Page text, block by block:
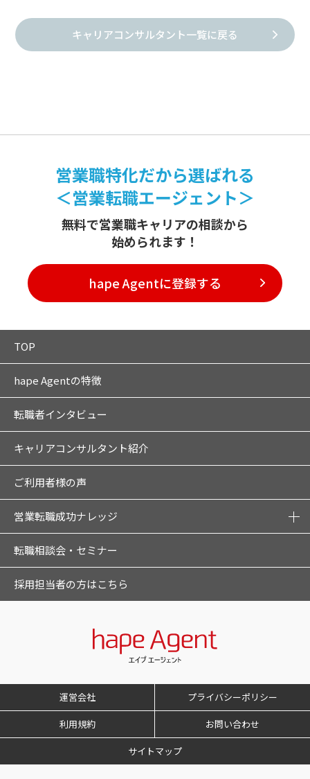
キャリアコンサルタント一覧に戻る
営業職特化だから選ばれる
＜営業転職エージェント＞
無料で営業職キャリアの相談から
始められます！
hape Agentに登録する
TOP
hape Agentの特徴
転職者インタビュー
キャリアコンサルタント紹介
ご利用者様の声
営業転職成功ナレッジ
転職相談会・セミナー
採用担当者の方はこちら
運営会社 プライバシーポリシー
利用規約 お問い合わせ
サイトマップ